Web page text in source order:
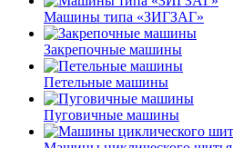
Машины типа «ЗИГЗАГ»
Закрепочные машины
Петельные машины
Пуговичные машины